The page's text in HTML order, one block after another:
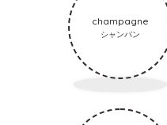
champagne
シャンパン